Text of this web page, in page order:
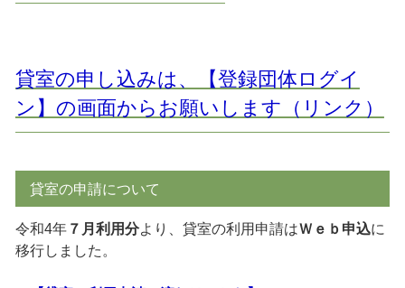
貸室の申し込みは、【登録団体ログイ
ン】の画面からお願いします（リンク）
貸室の申請について
令和4年７月利用分より、貸室の利用申請はＷｅｂ申込に
移行しました。